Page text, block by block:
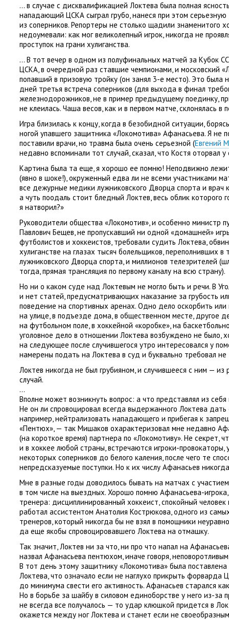
… в случае с дисквалификацией Локтева была полная
нападающий ЦСКА сыграл грубо, нанеся при этом
из соперников. Репортеры не столько щадили знаменитого
недоумевали: как мог великолепный игрок, никогда не
проступок на грани хулиганства.
… В тот вечер в одном из полуфинальных матчей за Кубок
ЦСКА, в очередной раз ставшие чемпионами, и московский «
попавший в призовую тройку (он занял 3-е место). Это была
дней третья встреча соперников (для выхода в финал
железнодорожников, не в пример предыдущему поединку,
не клеилась. Чаша весов, как и в первом матче, склонялась в
Игра близилась к концу, когда в безобидной ситуации,
ногой упавшего защитника «Локомотива» Афанасьева. Я не
поставили врачи, но травма была очень серьезной (Евгений
недавно вспоминали тот случай, сказал, что Костя оторвал у
Картина была та еще, я хорошо ее помню! Неподвижно
(явно в шоке!), окруженный едва ли не всеми участниками
все дежурные медики лужниковского Дворца спорта и врач
а чуть поодаль стоит бледный Локтев, весь облик которого
я натворил?»
Руководители общества «Локомотив», и особенно министр
Павлович Бещев, не пропускавший ни одной «домашней»
футболистов и хоккеистов, требовали судить Локтева,
хулиганстве на глазах тысяч болельщиков, переполнивших в
лужниковского Дворца спорта, и миллионов телезрителей (
тогда, прямая трансляция по первому каналу на всю страну).
Но ни о каком суде над Локтевым не могло быть и речи. В
и нет статей, предусматривающих наказание за грубость
поведение на спортивных аренах. Одно дело оскорбить или
на улице, в подъезде дома, в общественном месте, другое
на футбольном поле, в хоккейной «коробке», на
уголовное дело в отношении Локтева возбуждено не было,
на следующее после случившегося утро интересовался у
намерены подать на Локтева в суд и буквально требовал не
Локтев никогда не был грубияном, и случившееся с ним —
случай.
…
Вполне может возникнуть вопрос: а что представлял из
Не он ли спровоцировал всегда выдержанного Локтева
например, нейтрализовать нападающего и прибегая к
«Пентюх», — так Мишаков охарактеризовал мне недавно
(на короткое время) партнера по «Локомотиву». Не секрет,
и в хоккее любой страны, встречаются игроки-провокаторы,
некоторых соперников до белого каления, после чего те
непредсказуемые поступки. Но к их числу Афанасьев
Мне в разные годы доводилось бывать на матчах с
в том числе на выездных. Хорошо помню Афанасьева-игрока,
тренера: дисциплинированный хоккеист, спокойный
работал ассистентом Анатолия Кострюкова, одного из
тренеров, который никогда бы не взял в помощники
да еще якобы спровоцировавшего Локтева на отмашку.
Так значит, Локтев ни за что, ни про что напал на
назвал Афанасьева пентюхом, иначе говоря, неповоротливым
В тот день этому защитнику «Локомотива» была
Локтева, что означало если не наглухо прикрыть форварда
до минимума свести его активность. Афанасьев старался
Но в борьбе за шайбу в силовом единоборстве у него из-за
не всегда все получалось — то удар клюшкой придется в
окажется между ног Локтева и станет если не